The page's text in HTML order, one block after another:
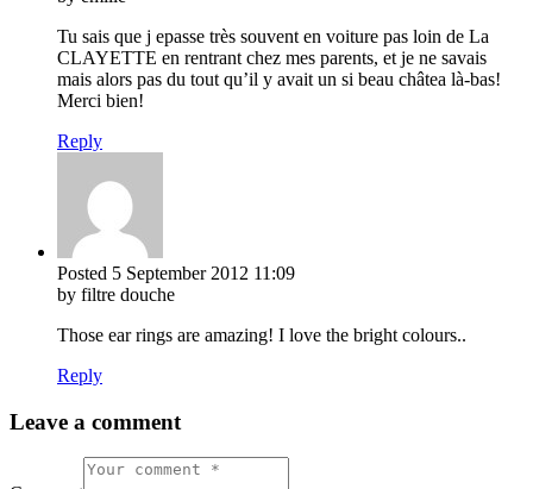
Tu sais que j epasse très souvent en voiture pas loin de La
CLAYETTE en rentrant chez mes parents, et je ne savais
mais alors pas du tout qu’il y avait un si beau châtea là-bas!
Merci bien!
Reply
Posted 5 September 2012 11:09
by filtre douche
Those ear rings are amazing! I love the bright colours..
Reply
Leave a comment